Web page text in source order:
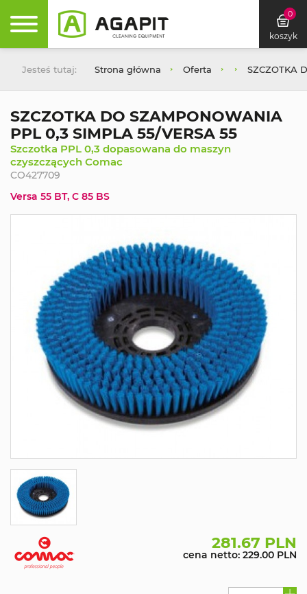
0
koszyk
Jesteś tutaj: Strona główna Oferta SZCZOTKA
SZCZOTKA DO SZAMPONOWANIA
PPL 0,3 SIMPLA 55/VERSA 55
Szczotka PPL 0,3 dopasowana do maszyn
czyszczących Comac
CO427709
Versa 55 BT, C 85 BS
281.67 PLN
cena netto: 229.00 PLN